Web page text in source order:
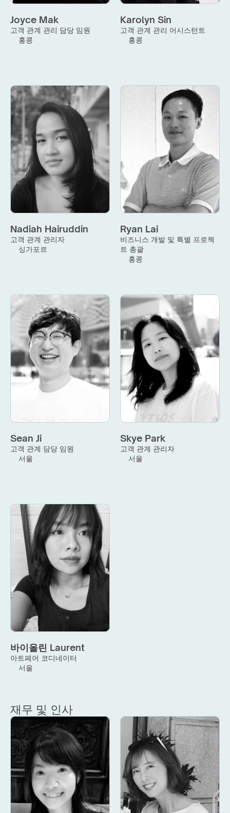
Joyce Mak
고객 관계 관리 담당 임원
홍콩
Karolyn Sin
고객 관계 관리 어시스턴트
홍콩
Nadiah Hairuddin
고객 관계 관리자
싱가포르
Ryan Lai
비즈니스 개발 및 특별 프로젝
트 총괄
홍콩
Sean Ji
고객 관계 담당 임원
서울
Skye Park
고객 관계 관리자
서울
바이올린 Laurent
아트페어 코디네이터
서울
재무 및 인사